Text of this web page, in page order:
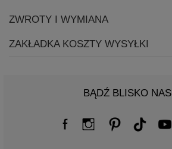
ZWROTY I WYMIANA
ZAKŁADKA KOSZTY WYSYŁKI
BĄDŹ BLISKO NAS